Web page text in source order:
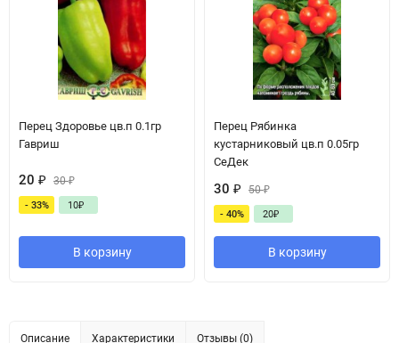
Перец Здоровье цв.п 0.1гр
Гавриш
20 ₽ 30₽
- 33% 10₽
В корзину
Перец Рябинка
кустарниковый цв.п 0.05гр
СеДек
30 ₽ 50₽
- 40% 20₽
В корзину
Описание Характеристики Отзывы (0)